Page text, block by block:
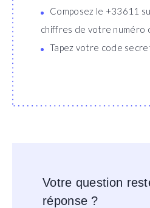
Composez le +33611
chiffres de votre numéro
Tapez votre code
Votre question
réponse ?